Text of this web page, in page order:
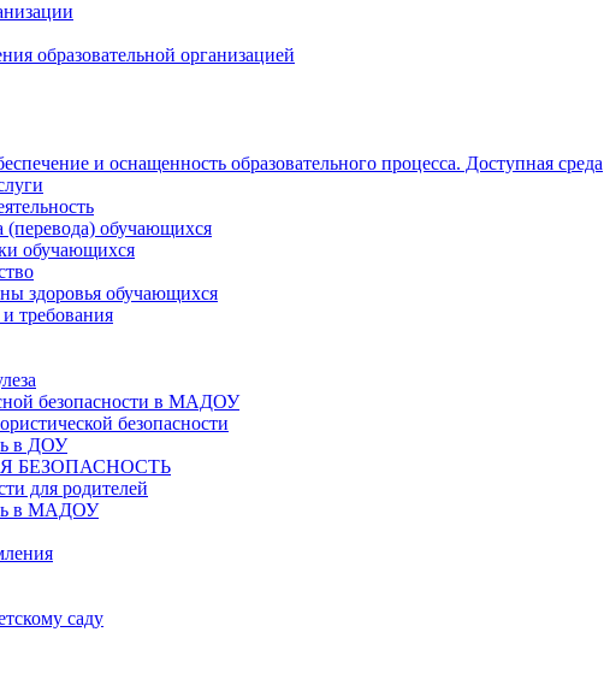
образовательной организацией
и оснащенность образовательного процесса. Доступная среда
(перевода) обучающихся
обучающихся
здоровья обучающихся
требования
безопасности в МАДОУ
безопасности
в ДОУ
БЕЗОПАСНОСТЬ
для родителей
в МАДОУ
саду